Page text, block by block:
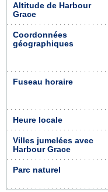
Altitude de Harbour
Grace
Coordonnées
géographiques
Fuseau horaire
Heure locale
Villes jumelées avec
Harbour Grace
Parc naturel